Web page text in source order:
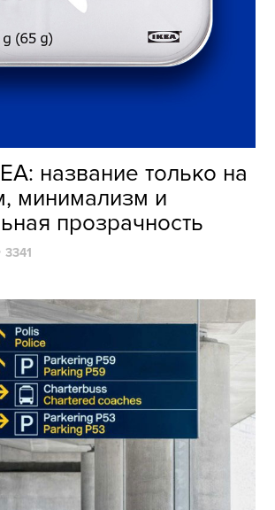
название только на
минимализм и
прозрачность
3341
ФОТОГРАФИЯ
ТИПОГРАФИКА
РЕКЛАМА
КОНТАКТЫ